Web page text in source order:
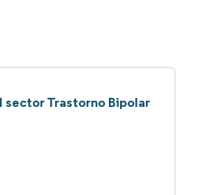
sector Trastorno Bipolar